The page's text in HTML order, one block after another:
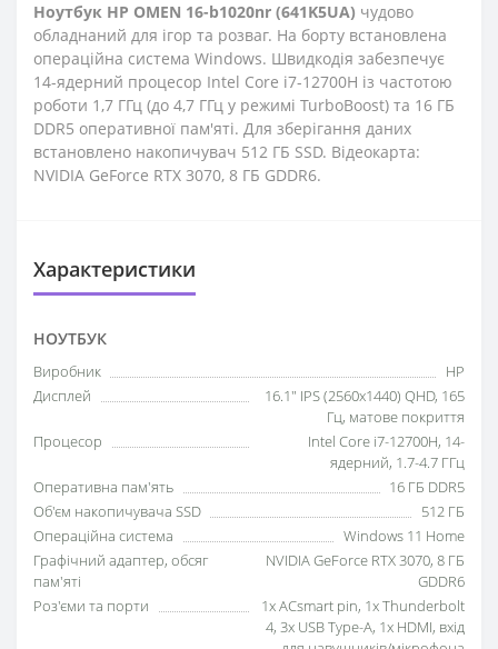
Ноутбук HP OMEN 16-b1020nr (641K5UA) чудово
обладнаний для ігор та розваг. На борту встановлена
операційна система Windows. Швидкодія забезпечує
14-ядерний процесор Intel Core i7-12700H із частотою
роботи 1,7 ГГц (до 4,7 ГГц у режимі TurboBoost) та 16 ГБ
DDR5 оперативної пам'яті. Для зберігання даних
встановлено накопичувач 512 ГБ SSD. Відеокарта:
NVIDIA GeForce RTX 3070, 8 ГБ GDDR6.
Характеристики
НОУТБУК
Виробник
HP
Дисплей
16.1" IPS (2560x1440) QHD, 165
Гц, матове покриття
Процесор
Intel Core i7-12700H, 14-
ядерний, 1.7-4.7 ГГц
Оперативна пам'ять
16 ГБ DDR5
Об'єм накопичувача SSD
512 ГБ
Операційна система
Windows 11 Home
Графічний адаптер, обсяг
пам'яті
NVIDIA GeForce RTX 3070, 8 ГБ
GDDR6
Роз'єми та порти
1x ACsmart pin, 1x Thunderbolt
4, 3x USB Type-A, 1x HDMI, вхід